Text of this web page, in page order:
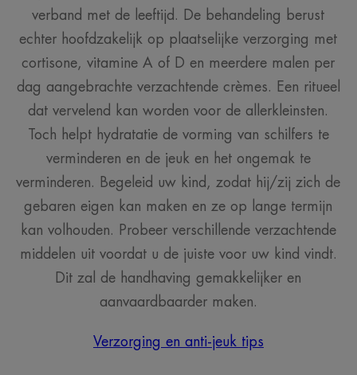
verband met de leeftijd. De behandeling berust
echter hoofdzakelijk op plaatselijke verzorging met
cortisone, vitamine A of D en meerdere malen per
dag aangebrachte verzachtende crèmes. Een ritueel
dat vervelend kan worden voor de allerkleinsten.
Toch helpt hydratatie de vorming van schilfers te
verminderen en de jeuk en het ongemak te
verminderen. Begeleid uw kind, zodat hij/zij zich de
gebaren eigen kan maken en ze op lange termijn
kan volhouden. Probeer verschillende verzachtende
middelen uit voordat u de juiste voor uw kind vindt.
Dit zal de handhaving gemakkelijker en
aanvaardbaarder maken.
Verzorging en anti-jeuk tips